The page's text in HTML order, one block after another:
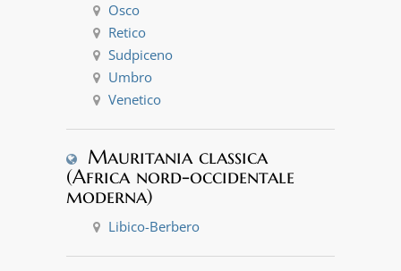
Osco
Retico
Sudpiceno
Umbro
Venetico
Mauritania classica
(Africa nord-occidentale
moderna)
Libico-Berbero